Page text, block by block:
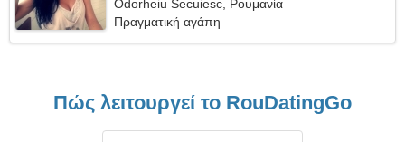
Odorheiu Secuiesc, Ρουμανία
Πραγματική αγάπη
Πώς λειτουργεί το RouDatingGo